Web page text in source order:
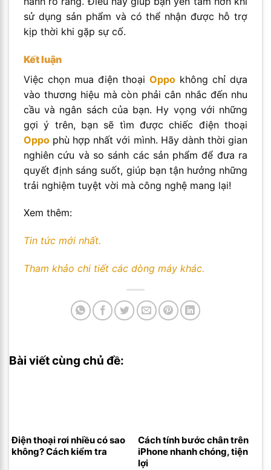
sử dụng sản phẩm và có thể nhận được hỗ trợ
kịp thời khi gặp sự cố.
Kết luận
Việc chọn mua điện thoại Oppo không chỉ dựa
vào thương hiệu mà còn phải cân nhắc đến nhu
cầu và ngân sách của bạn. Hy vọng với những
gợi ý trên, bạn sẽ tìm được chiếc điện thoại
Oppo phù hợp nhất với mình. Hãy dành thời gian
nghiên cứu và so sánh các sản phẩm để đưa ra
quyết định sáng suốt, giúp bạn tận hưởng những
trải nghiệm tuyệt vời mà công nghệ mang lại!
Xem thêm:
Tin tức mới nhất.
Tham khảo chi tiết các dòng máy khác.
Bài viết cùng chủ đề:
Điện thoại rơi nhiều có sao
không? Cách kiểm tra
Cách tính bước chân trên
iPhone nhanh chóng, tiện
lợi